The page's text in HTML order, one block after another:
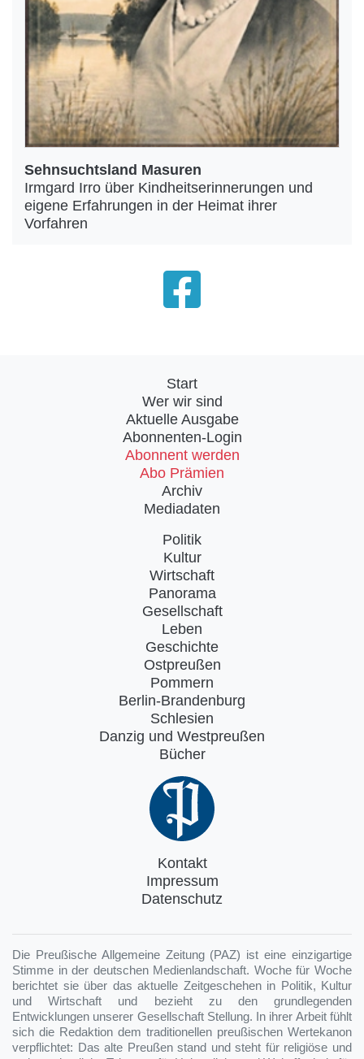
Sehnsuchtsland Masuren
Irmgard Irro über Kindheitserinnerungen und
eigene Erfahrungen in der Heimat ihrer
Vorfahren
Start
Wer wir sind
Aktuelle Ausgabe
Abonnenten-Login
Abonnent werden
Abo Prämien
Archiv
Mediadaten
Politik
Kultur
Wirtschaft
Panorama
Gesellschaft
Leben
Geschichte
Ostpreußen
Pommern
Berlin-Brandenburg
Schlesien
Danzig und Westpreußen
Bücher
Kontakt
Impressum
Datenschutz
Die Preußische Allgemeine Zeitung (PAZ) ist eine einzigartige
Stimme in der deutschen Medienlandschaft. Woche für Woche
berichtet sie über das aktuelle Zeitgeschehen in Politik, Kultur
und Wirtschaft und bezieht zu den grundlegenden
Entwicklungen unserer Gesellschaft Stellung. In ihrer Arbeit fühlt
sich die Redaktion dem traditionellen preußischen Wertekanon
verpflichtet: Das alte Preußen stand und steht für religiöse und